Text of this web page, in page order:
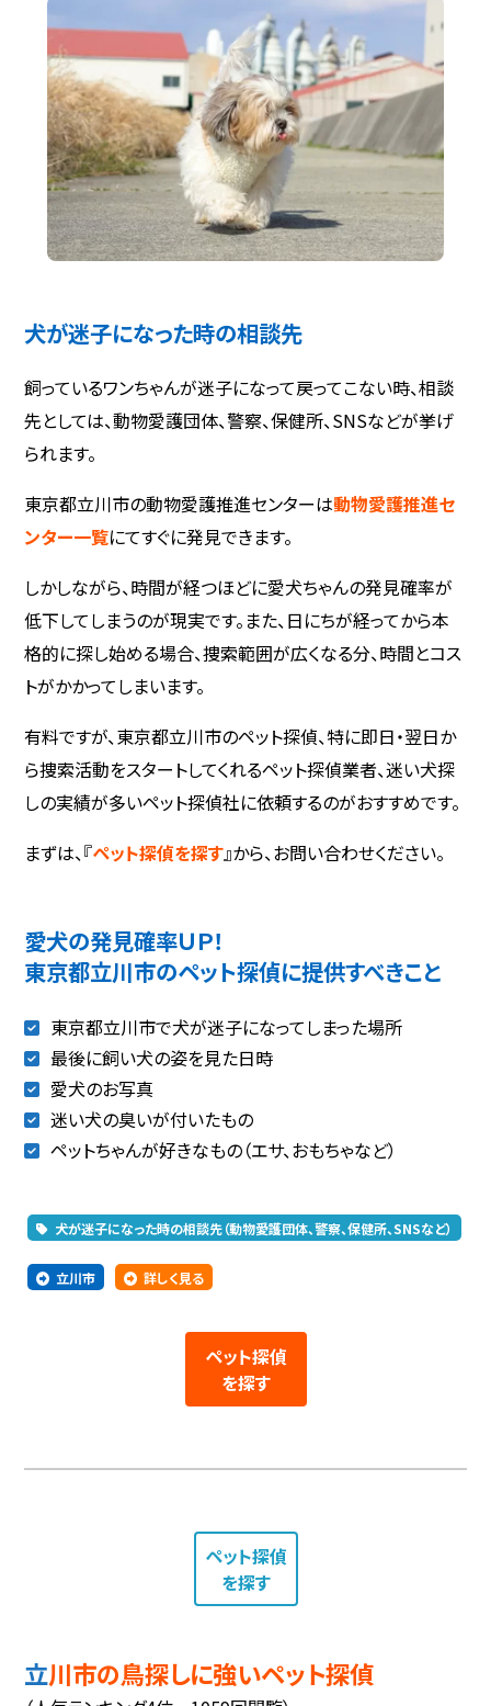
犬が迷子になった時の相談先
飼っているワンちゃんが迷子になって戻ってこない時、相談
先としては、動物愛護団体、警察、保健所、SNSなどが挙げ
られます。
東京都立川市の動物愛護推進センターは動物愛護推進セ
ンター一覧にてすぐに発見できます。
しかしながら、時間が経つほどに愛犬ちゃんの発見確率が
低下してしまうのが現実です。また、日にちが経ってから本
格的に探し始める場合、捜索範囲が広くなる分、時間とコス
トがかかってしまいます。
有料ですが、東京都立川市のペット探偵、特に即日・翌日か
ら捜索活動をスタートしてくれるペット探偵業者、迷い犬探
しの実績が多いペット探偵社に依頼するのがおすすめです。
まずは、『ペット探偵を探す』から、お問い合わせください。
愛犬の発見確率ＵＰ！
東京都立川市のペット探偵に提供すべきこと
東京都立川市で犬が迷子になってしまった場所
最後に飼い犬の姿を見た日時
愛犬のお写真
迷い犬の臭いが付いたもの
ペットちゃんが好きなもの（エサ、おもちゃなど）
犬が迷子になった時の相談先（動物愛護団体、警察、保健所、SNSなど）
立川市 詳しく見る
ペット探偵
を探す
ペット探偵
を探す
立川市の鳥探しに強いペット探偵